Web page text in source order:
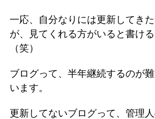
一応、自分なりには更新してき
が、見てくれる方がいると書け
（笑）
ブログって、半年継続するのが
います。
更新してないブログって、管理